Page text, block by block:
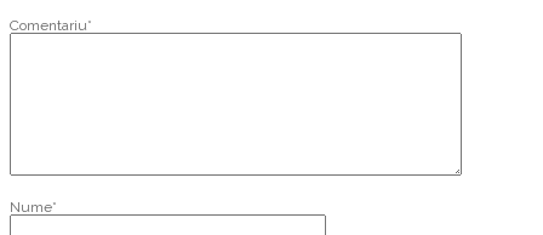
Comentariu*
Nume*